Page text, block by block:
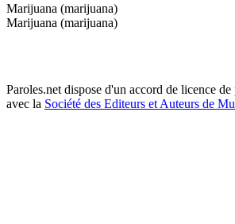
Marijuana (marijuana)
Marijuana (marijuana)
Paroles.net dispose d'un accord de licence de
avec la Société des Editeurs et Auteurs de